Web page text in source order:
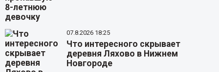
07.8.2026 18:25
Что интересного скрывает
деревня Ляхово в Нижнем
Новгороде